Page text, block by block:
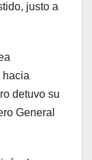
justo a
hacia
detuvo su
General